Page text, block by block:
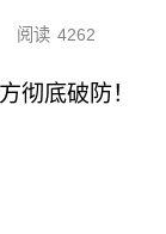
阅读 4262
彻底破防！